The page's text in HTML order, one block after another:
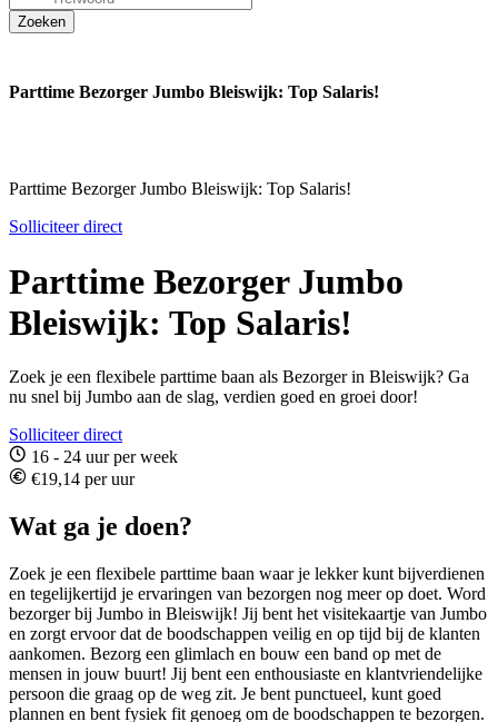
Parttime Bezorger Jumbo Bleiswijk: Top Salaris!
Parttime Bezorger Jumbo Bleiswijk: Top Salaris!
Solliciteer direct
Parttime Bezorger Jumbo
Bleiswijk: Top Salaris!
Zoek je een flexibele parttime baan als Bezorger in Bleiswijk? Ga
nu snel bij Jumbo aan de slag, verdien goed en groei door!
Solliciteer direct
16 - 24 uur per week
€19,14 per uur
Wat ga je doen?
Zoek je een flexibele parttime baan waar je lekker kunt bijverdienen
en tegelijkertijd je ervaringen van bezorgen nog meer op doet. Word
bezorger bij Jumbo in Bleiswijk! Jij bent het visitekaartje van Jumbo
en zorgt ervoor dat de boodschappen veilig en op tijd bij de klanten
aankomen. Bezorg een glimlach en bouw een band op met de
mensen in jouw buurt! Jij bent een enthousiaste en klantvriendelijke
persoon die graag op de weg zit. Je bent punctueel, kunt goed
plannen en bent fysiek fit genoeg om de boodschappen te bezorgen.